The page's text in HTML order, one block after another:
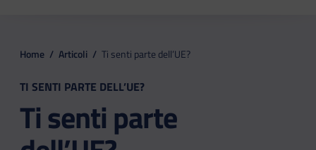
Home / Articoli / Ti senti parte dell’UE?
TI SENTI PARTE DELL’UE?
Ti senti parte